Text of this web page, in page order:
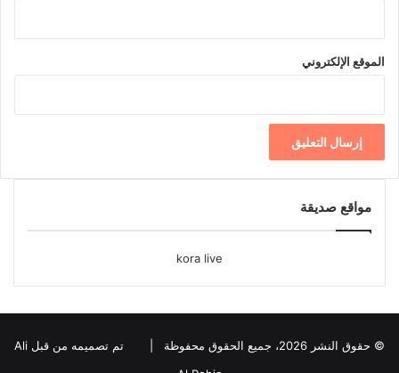
الموقع الإلكتروني
مواقع صديقة
kora live
© حقوق النشر 2026، جميع الحقوق محفوظة |
تم تصميمه من قبل Ali